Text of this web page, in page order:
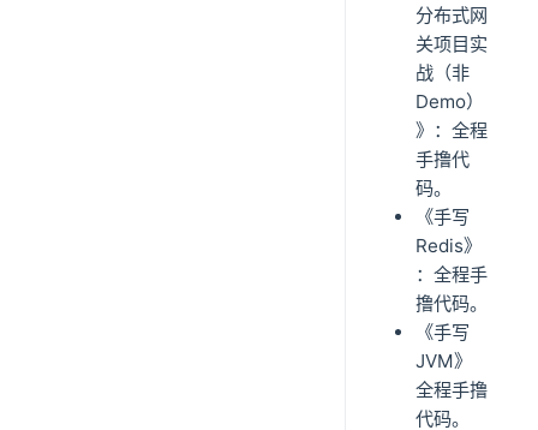
分布式网
关项目实
战（非
Demo）
》：全程
手撸代
码。
《手写
Redis》
：全程手
撸代码。
《手写
JVM》
全程手撸
代码。